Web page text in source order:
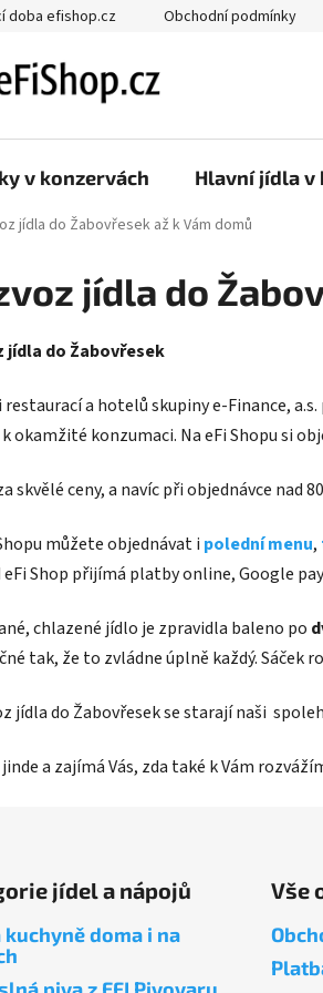
doba efishop.cz Obchodní podmínky
v konzervách Hlavní jídla v
jídla do Žabovřesek až k Vám domů
jídla do
jídla do Žabovřesek
restaurací a hotelů skupiny e-Finance,
okamžité konzumaci. Na eFi Shopu si
skvělé ceny, a navíc při objednávce nad
můžete objednávat i polední menu,
Shop přijímá platby online, Google
chlazené jídlo je zpravidla baleno po
tak, že to zvládne úplně každý.
jídla do Žabovřesek se starají naši
a zajímá Vás, zda také k Vám
jídel a nápojů
kuchyně doma i na
Vše